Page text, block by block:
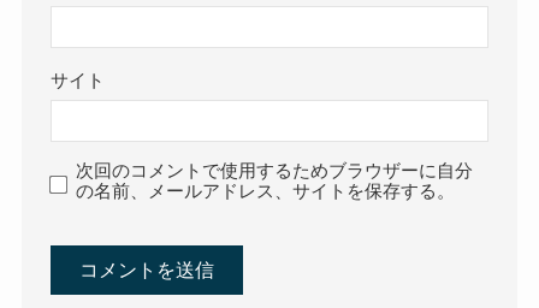
サイト
次回のコメントで使用するためブラウザーに自分
の名前、メールアドレス、サイトを保存する。